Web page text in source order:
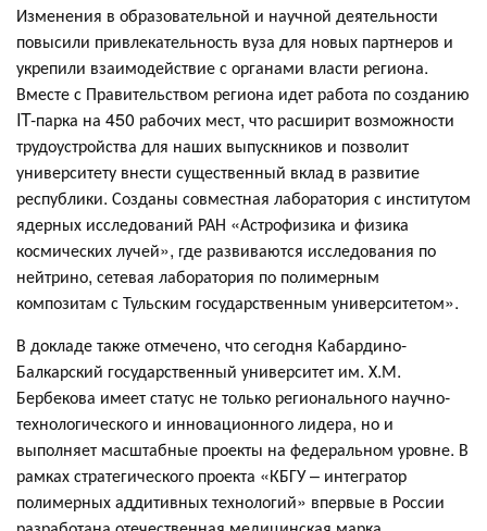
Изменения в образовательной и научной деятельности
повысили привлекательность вуза для новых партнеров и
укрепили взаимодействие с органами власти региона.
Вместе с Правительством региона идет работа по созданию
IT-парка на 450 рабочих мест, что расширит возможности
трудоустройства для наших выпускников и позволит
университету внести существенный вклад в развитие
республики. Созданы совместная лаборатория с институтом
ядерных исследований РАН «Астрофизика и физика
космических лучей», где развиваются исследования по
нейтрино, сетевая лаборатория по полимерным
композитам с Тульским государственным университетом».
В докладе также отмечено, что сегодня Кабардино-
Балкарский государственный университет им. Х.М.
Бербекова имеет статус не только регионального научно-
технологического и инновационного лидера, но и
выполняет масштабные проекты на федеральном уровне. В
рамках стратегического проекта «КБГУ – интегратор
полимерных аддитивных технологий» впервые в России